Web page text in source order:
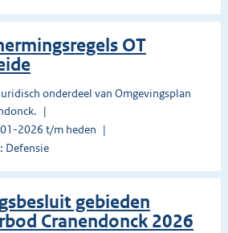
OT
onderdeel van Omgevingsplan
2026 t/m heden
Defensie
gebieden
Cranendonck 2026